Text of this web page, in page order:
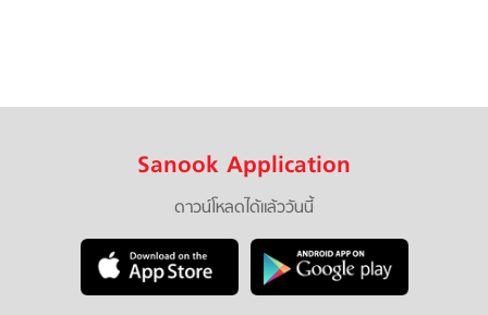
Sanook Application
ดาวน์โหลดได้แล้ววันนี้